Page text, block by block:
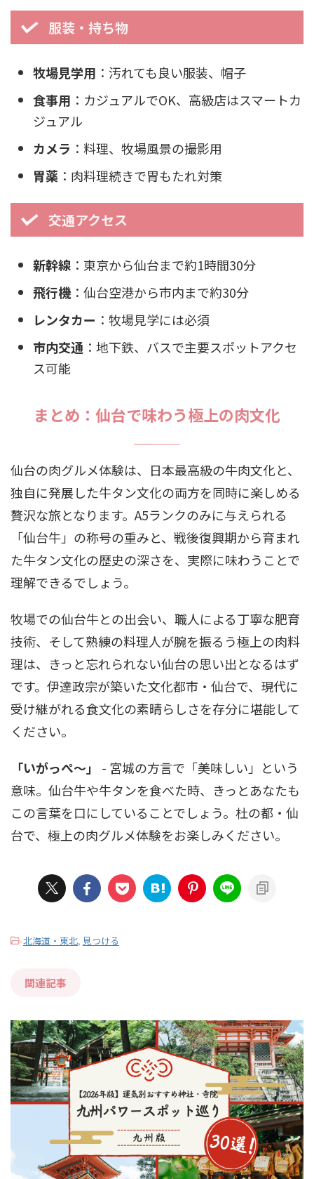
服装・持ち物
牧場見学用 ：汚れても良い服装、帽子
食事用 ：カジュアルでOK、高級店はスマートカ
ジュアル
カメラ ：料理、牧場風景の撮影用
胃薬 ：肉料理続きで胃もたれ対策
交通アクセス
新幹線 ：東京から仙台まで約1時間30分
飛行機：仙台空港から市内まで約30分
レンタカー ：牧場見学には必須
市内交通 ：地下鉄、バスで主要スポットアクセ
ス可能
まとめ：仙台で味わう極上の肉文化
仙台の肉グルメ体験は、日本最高級の牛肉文化と、
独自に発展した牛タン文化の両方を同時に楽しめる
贅沢な旅となります。A5ランクのみに与えられる
「仙台牛」の称号の重みと、戦後復興期から育まれ
た牛タン文化の歴史の深さを、実際に味わうことで
理解できるでしょう。
牧場での仙台牛との出会い、職人による丁寧な肥育
技術、そして熟練の料理人が腕を振るう極上の肉料
理は、きっと忘れられない仙台の思い出となるはず
です。伊達政宗が築いた文化都市・仙台で、現代に
受け継がれる食文化の素晴らしさを存分に堪能して
ください。
「いがっぺ〜」
- 宮城の方言で「美味しい」という
意味。仙台牛や牛タンを食べた時、きっとあなたも
この言葉を口にしていることでしょう。杜の都・仙
台で、極上の肉グルメ体験をお楽しみください。
-北海道・東北, 見つける
関連記事